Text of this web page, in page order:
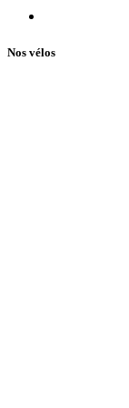
Nos vélos